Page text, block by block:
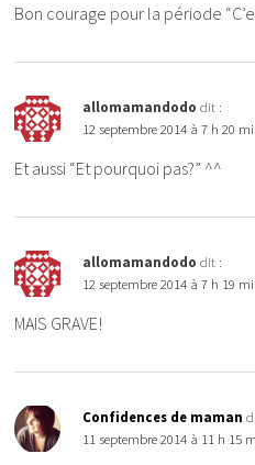
Bon courage pour la période
allomamandodo dit :
12 septembre 2014 à 7 h 20
Et aussi “Et pourquoi pas?” ^^
allomamandodo dit :
12 septembre 2014 à 7 h 19
MAIS GRAVE!
Confidences de maman
11 septembre 2014 à 11 h 15